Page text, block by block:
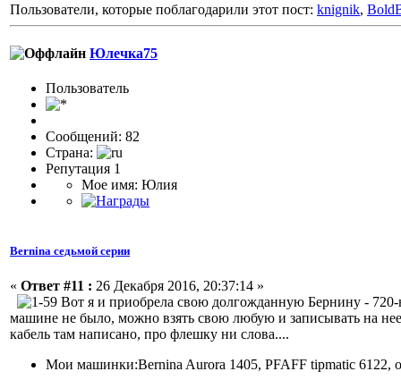
Пользователи, которые поблагодарили этот пост: knignik,
Юлечка75
Пользовaтeль
Сообщений: 82
Страна:
Репутация 1
Мое имя: Юлия
Bernina седьмой серии
« Ответ #11 : 26 Декабря 2016, 20:37:14 »
Вот я и приобрела свою долгожданную Бернину -
машине не было, можно взять свою любую и записывать на
кабель там написано, про флешку ни слова....
Мои машинки:Bernina Aurora 1405, PFAFF tipmatic 6122,